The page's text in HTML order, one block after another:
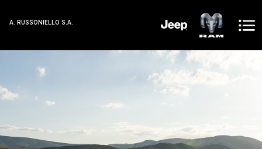
A. RUSSONIELLO S.A.